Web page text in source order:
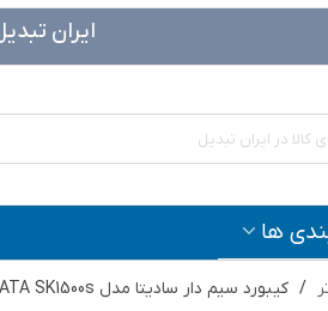
ایران
ها
/ کیبورد سیم دار سادیتا مدل SADATA SK1500s